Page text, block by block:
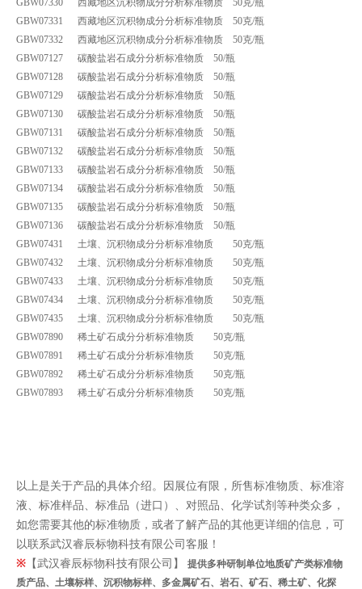
GBW07331 西藏地区沉积物成分分析标准物质 50克/瓶
GBW07332 西藏地区沉积物成分分析标准物质 50克/瓶
GBW07127 碳酸盐岩石成分分析标准物质 50/瓶
GBW07128 碳酸盐岩石成分分析标准物质 50/瓶
GBW07129 碳酸盐岩石成分分析标准物质 50/瓶
GBW07130 碳酸盐岩石成分分析标准物质 50/瓶
GBW07131 碳酸盐岩石成分分析标准物质 50/瓶
GBW07132 碳酸盐岩石成分分析标准物质 50/瓶
GBW07133 碳酸盐岩石成分分析标准物质 50/瓶
GBW07134 碳酸盐岩石成分分析标准物质 50/瓶
GBW07135 碳酸盐岩石成分分析标准物质 50/瓶
GBW07136 碳酸盐岩石成分分析标准物质 50/瓶
GBW07431 土壤、沉积物成分分析标准物质 50克/瓶
GBW07432 土壤、沉积物成分分析标准物质 50克/瓶
GBW07433 土壤、沉积物成分分析标准物质 50克/瓶
GBW07434 土壤、沉积物成分分析标准物质 50克/瓶
GBW07435 土壤、沉积物成分分析标准物质 50克/瓶
GBW07890 稀土矿石成分分析标准物质 50克/瓶
GBW07891 稀土矿石成分分析标准物质 50克/瓶
GBW07892 稀土矿石成分分析标准物质 50克/瓶
GBW07893 稀土矿石成分分析标准物质 50克/瓶
以上是关于产品的具体介绍。因展位有限，所售标准物质、标准溶
液、标准样品、标准品（进口）、对照品、化学试剂等种类众多，
如您需要其他的标准物质，或者了解产品的其他更详细的信息，可
以联系武汉睿辰标物科技有限公司客服！
※ 【武汉睿辰标物科技有限公司】
提供多种研制单位地质矿产类标准物
质产品、土壤标样、沉积物标样、 多金属矿石、岩石、矿石、稀土矿、 化探